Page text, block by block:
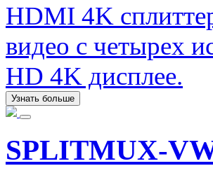
HDMI 4K
видео с четырех
HD 4K дисплее.
Узнать больше
SPLITMUX-